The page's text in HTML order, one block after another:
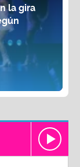
la gira